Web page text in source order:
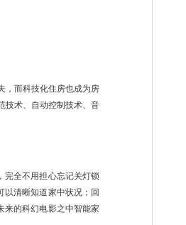
，而科技化住房也成为房
技术、自动控制技术、音
完全不用担心忘记关灯锁
以清晰知道家中状况；回
来的科幻电影之中智能家